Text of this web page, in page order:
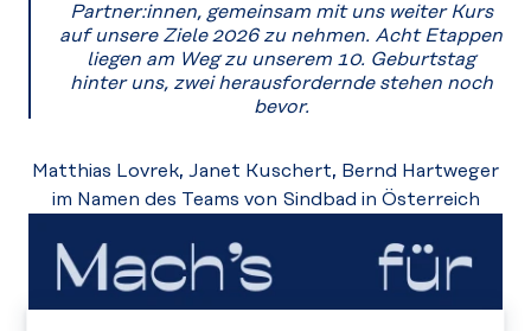
Partner:innen, gemeinsam mit uns weiter Kurs
auf unsere Ziele 2026 zu nehmen. Acht Etappen
liegen am Weg zu unserem 10. Geburtstag
hinter uns, zwei herausfordernde stehen noch
bevor.
Matthias Lovrek, Janet Kuschert, Bernd Hartweger
im Namen des Teams von Sindbad in Österreich